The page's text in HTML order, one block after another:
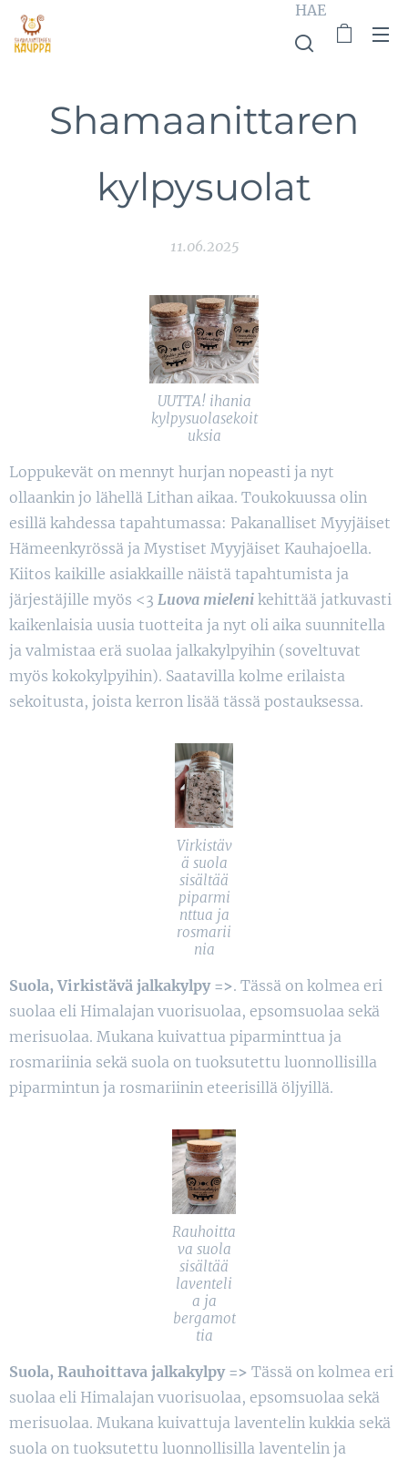
HAE
Shamaanittaren
kylpysuolat
11.06.2025
UUTTA! ihania
kylpysuolasekoit
uksia
Loppukevät on mennyt hurjan nopeasti ja nyt
ollaankin jo lähellä Lithan aikaa. Toukokuussa olin
esillä kahdessa tapahtumassa: Pakanalliset Myyjäiset
Hämeenkyrössä ja Mystiset Myyjäiset Kauhajoella.
Kiitos kaikille asiakkaille näistä tapahtumista ja
järjestäjille myös <3 Luova mieleni kehittää jatkuvasti
kaikenlaisia uusia tuotteita ja nyt oli aika suunnitella
ja valmistaa erä suolaa jalkakylpyihin (soveltuvat
myös kokokylpyihin). Saatavilla kolme erilaista
sekoitusta, joista kerron lisää tässä postauksessa.
Virkistäv
ä suola
sisältää
piparmi
nttua ja
rosmarii
nia
Suola, Virkistävä jalkakylpy =>. Tässä on kolmea eri
suolaa eli Himalajan vuorisuolaa, epsomsuolaa sekä
merisuolaa. Mukana kuivattua piparminttua ja
rosmariinia sekä suola on tuoksutettu luonnollisilla
piparmintun ja rosmariinin eteerisillä öljyillä.
Rauhoitta
va suola
sisältää
laventeli
a ja
bergamot
tia
Suola, Rauhoittava jalkakylpy => Tässä on kolmea eri
suolaa eli Himalajan vuorisuolaa, epsomsuolaa sekä
merisuolaa. Mukana kuivattuja laventelin kukkia sekä
suola on tuoksutettu luonnollisilla laventelin ja